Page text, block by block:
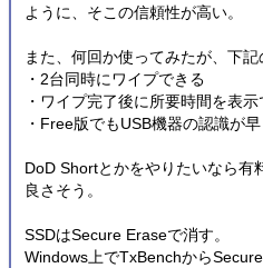
ように、そこの信頼性が高い。
また、何回か使ってみたが、下記
・2台同時にワイプできる
・ワイプ完了後に所要時間を表示
・Free版でもUSB機器の認識が
DoD Shortとかをやりたいなら有
良さそう。
SSDはSecure Eraseで消す。
Windows上でTxBenchからSecure